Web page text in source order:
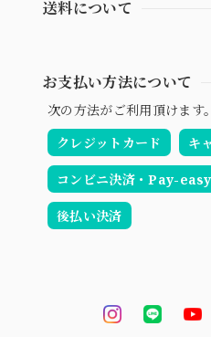
送料について
お支払い方法について
次の方法がご利用頂けます。
クレジットカード
キ
コンビニ決済・Pay-easy
後払い決済